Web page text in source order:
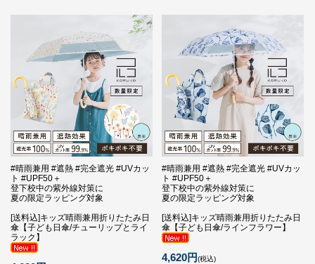
#晴雨兼用 #遮熱 #完全遮光 #UVカッ
ト #UPF50＋
登下校中の紫外線対策に
夏の限定ラッピング対象
[送料込]キッズ晴雨兼用折りたたみ日
傘【子ども日傘/チューリップとライ
ラック】
#晴雨兼用 #遮熱 #完全遮光 #UVカッ
ト #UPF50＋
登下校中の紫外線対策に
夏の限定ラッピング対象
[送料込]キッズ晴雨兼用折りたたみ日
傘【子ども日傘/ラインフラワー】
4,620円(税込)